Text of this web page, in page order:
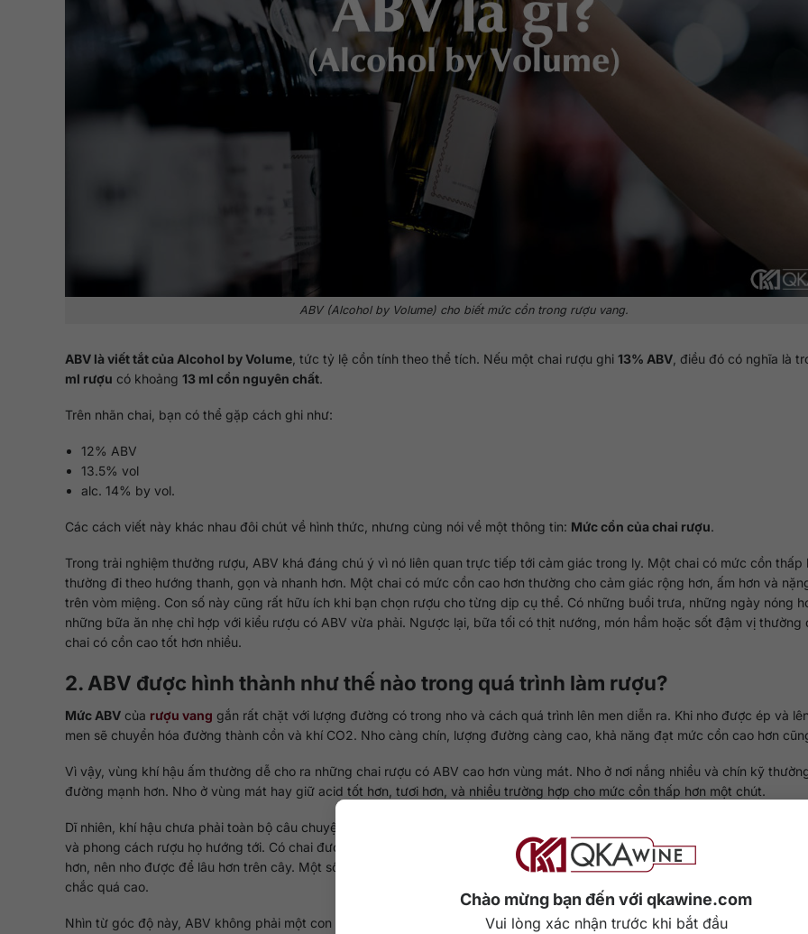
Chào mừng bạn đến với qkawine.com
Vui lòng xác nhận trước khi bắt đầu
ABV (Alcohol by Volume) cho biết mức cồn trong rượu vang.
ABV là viết tắt của Alcohol by Volume , tức tỷ lệ cồn tính theo thể tích. Nếu một chai rượu ghi 13% ABV , điều đó có nghĩa là
ml rượu có khoảng 13 ml cồn nguyên chất.
Trên nhãn chai, bạn có thể gặp cách ghi như:
12% ABV
13.5% vol
alc. 14% by vol.
Các cách viết này khác nhau đôi chút về hình thức, nhưng cùng nói về một thông tin: Mức cồn của chai rượu.
Trong trải nghiệm thưởng rượu, ABV khá đáng chú ý vì nó liên quan trực tiếp tới cảm giác trong ly. Một chai có mức cồn thấp
thường đi theo hướng thanh, gọn và nhanh hơn. Một chai có mức cồn cao hơn thường cho cảm giác rộng hơn, ấm hơn và
trên vòm miệng. Con số này cũng rất hữu ích khi bạn chọn rượu cho từng dịp cụ thể. Có những buổi trưa, những ngày nóng
những bữa ăn nhẹ chỉ hợp với kiểu rượu có ABV vừa phải. Ngược lại, bữa tối có thịt nướng, món hầm hoặc sốt đậm vị thường
chai có cồn cao tốt hơn nhiều.
2. ABV được hình thành như thế nào trong quá trình làm rượu?
Mức ABV của rượu vang gắn rất chặt với lượng đường có trong nho và cách quá trình lên men diễn ra. Khi nho được ép và lên
men sẽ chuyển hóa đường thành cồn và khí CO2. Nho càng chín, lượng đường càng cao, khả năng đạt mức cồn cao hơn
Vì vậy, vùng khí hậu ấm thường dễ cho ra những chai rượu có ABV cao hơn vùng mát. Nho ở nơi nắng nhiều và chín kỹ
đường mạnh hơn. Nho ở vùng mát hay giữ acid tốt hơn, tươi hơn, và nhiều trường hợp cho mức cồn thấp hơn một chút.
Dĩ nhiên, khí hậu chưa phải toàn bộ câu chuyện.
và phong cách rượu họ hướng tới. Có chai được làm để giữ độ tươi, nên nho được hái sớm hơn. Có chai theo hướng đậm, chín
hơn, nên nho được để lâu hơn trên cây. Một số dòng còn giữ lại phần đường dư, khiến cảm nhận rượu khác đi dù con số ABV
chắc quá cao.
Nhìn từ góc độ này, ABV không phải một con số đứng riêng trên nhãn. Nó phản ánh khí hậu, độ chín của nho và lựa chọn của